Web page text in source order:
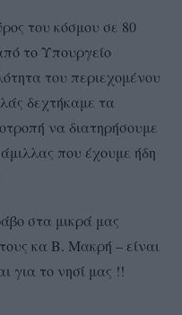
του κόσμου σε 80
το Υπουργείο
του περιεχομένου
δεχτήκαμε τα
να διατηρήσουμε
που έχουμε ήδη
στα μικρά μας
κα Β. Μακρή – είναι
για το νησί μας !!